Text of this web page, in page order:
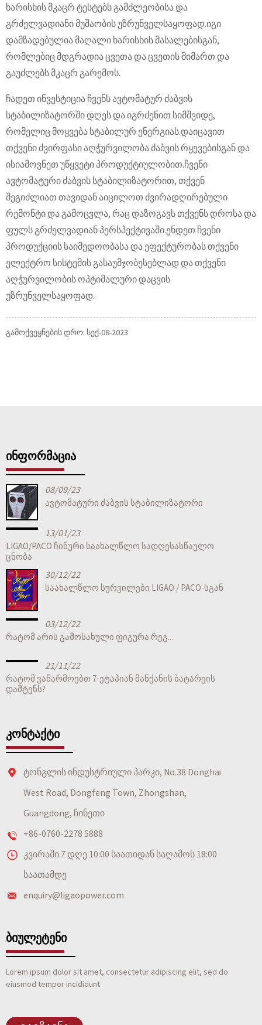
ხარისხის მკაცრ ტესტებს გამძლეობისა და
გრძელვადიანი მუშაობის უზრუნველსაყოფად.იგი
დამზადებულია მაღალი ხარისხის მასალებისგან,
რომლებიც მდგრადია ცვეთა და ცვეთის მიმართ და
გაუძლებს მკაცრ გარემოს.
ჩადეთ ინვესტიცია ჩვენს ავტომატურ ძაბვის
სტაბილიზატორში დღეს და იგრძენით სიმშვიდე,
რომელიც მოყვება სტაბილურ ენერგიას.დაიცავით
თქვენი ძვირფასი აღჭურვილობა ძაბვის რყევებისგან და
ისიამოვნეთ უწყვეტი პროდუქტიულობით.ჩვენი
ავტომატური ძაბვის სტაბილიზატორით, თქვენ
შეგიძლიათ თავიდან აიცილოთ ძვირადღირებული
რემონტი და გამოცვლა, რაც დაზოგავს თქვენს დროსა და
ფულს გრძელვადიან პერსპექტივაში.ენდეთ ჩვენი
პროდუქციის საიმედოობასა და ეფექტურობას თქვენი
ელექტრო სისტემის გასაუმჯობესებლად და თქვენი
აღჭურვილობის ოპტიმალური დაცვის
უზრუნველსაყოფად.
გამოქვეყნების დრო: სექ-08-2023
ᲘᲜᲤᲝᲠᲛᲐᲪᲘᲐ
08/09/23
ავტომატური ძაბვის სტაბილიზატორი
13/01/23
LIGAO/PACO ჩინური საახალწლო სადღესასწაულო
ცნობა
30/12/22
საახალწლო სურვილები LIGAO / PACO-სგან
03/12/22
რატომ არის გამოსახული ფიგურა რეგ...
21/11/22
რატომ ვაწარმოებთ 7-ეტაპიან მანქანის ბატარეის
დამტენს?
ᲙᲝᲜᲢᲐᲥᲢᲘ
ტონგლის ინდუსტრიული პარკი, No.38 Donghai
West Road, Dongfeng Town, Zhongshan,
Guangdong, ჩინეთი
+86-0760-2278 5888
კვირაში 7 დღე 10:00 საათიდან საღამოს 18:00
საათამდე
enquiry@ligaopower.com
ᲑᲘᲣᲚᲔᲢᲔᲜᲘ
Lorem ipsum dolor sit amet, consectetur adipiscing elit, sed do
eiusmod tempor incididunt